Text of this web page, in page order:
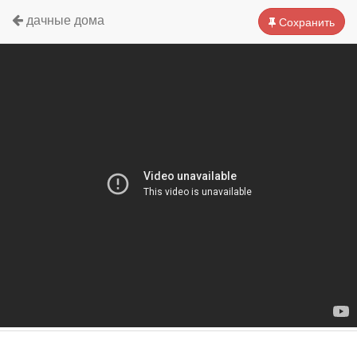
Сохранить
дачные дома